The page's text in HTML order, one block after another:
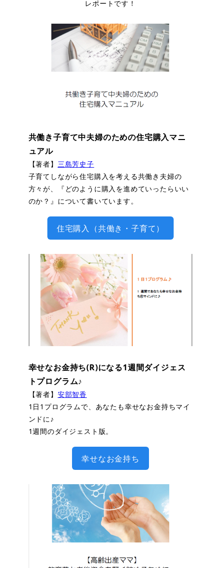
レポートです！
共働き子育て中夫婦のための住宅購入マニ
ュアル
【著者】 三島芳史子
子育てしながら住宅購入を考える共働き夫婦の
方々が、『どのように購入を進めていったらいい
のか？』について書いています。
住宅購入（共働き・子育て）
幸せなお金持ち(R)になる1週間ダイジェス
トプログラム♪
【著者】 安部智香
1日1プログラムで、あなたも幸せなお金持ちマイ
ンドに♪
1週間のダイジェスト版。
幸せなお金持ち